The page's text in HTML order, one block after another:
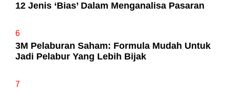
12 Jenis ‘Bias’ Dalam Menganalisa Pasaran
6
3M Pelaburan Saham: Formula Mudah Untuk
Jadi Pelabur Yang Lebih Bijak
7